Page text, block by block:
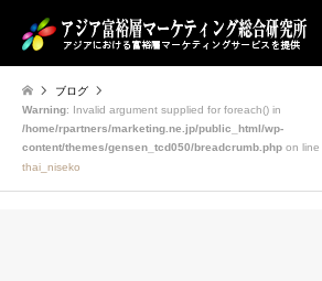
ブログ
Warning: Invalid argument supplied for foreach() in
/home/rpartners/marketing.ne.jp/public_html/wp-
content/themes/gensen_tcd050/breadcrumb.php on line
thai_niseko